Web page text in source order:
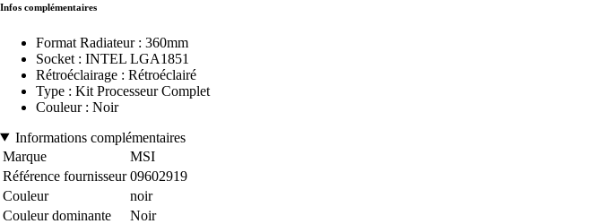
Infos complémentaires
Format Radiateur : 360mm
Socket : INTEL LGA1851
Rétroéclairage : Rétroéclairé
Type : Kit Processeur Complet
Couleur : Noir
Informations complémentaires
Marque
MSI
Référence fournisseur 09602919
Couleur
noir
Couleur dominante
Noir